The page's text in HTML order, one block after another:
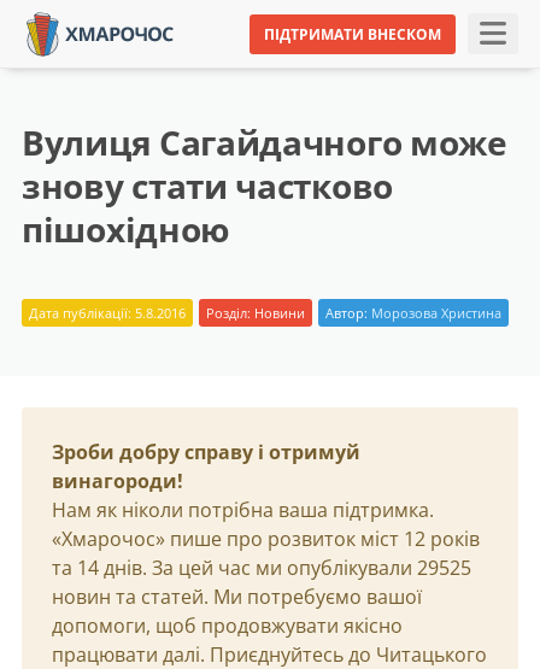
ПІДТРИМАТИ ВНЕСКОМ
Вулиця Сагайдачного може
знову стати частково
пішохідною
Дата публікації: 5.8.2016 Розділ: Новини Автор: Морозова Христина
Зроби добру справу і отримуй
винагороди!
Нам як ніколи потрібна ваша підтримка.
«Хмарочос» пише про розвиток міст 12 років
та 14 днів. За цей час ми опублікували 29525
новин та статей. Ми потребуємо вашої
допомоги, щоб продовжувати якісно
працювати далі. Приєднуйтесь до Читацького